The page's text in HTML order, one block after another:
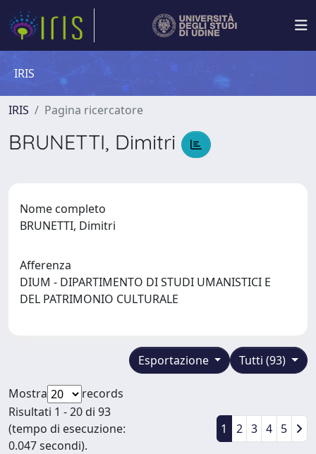
IRIS
IRIS Pagina ricercatore
BRUNETTI, Dimitri
Nome completo
BRUNETTI, Dimitri
Afferenza
DIUM - DIPARTIMENTO DI STUDI UMANISTICI E
DEL PATRIMONIO CULTURALE
Tutti (93)
Esportazione
Mostra
records
Risultati 1 - 20 di 93
(tempo di esecuzione:
0.047 secondi).
1 2 3 4 5